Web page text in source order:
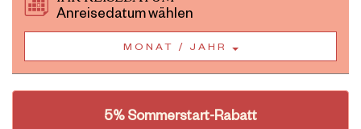
Anreisedatum wählen
MONAT / JAHR
5% Sommerstart-Rabatt